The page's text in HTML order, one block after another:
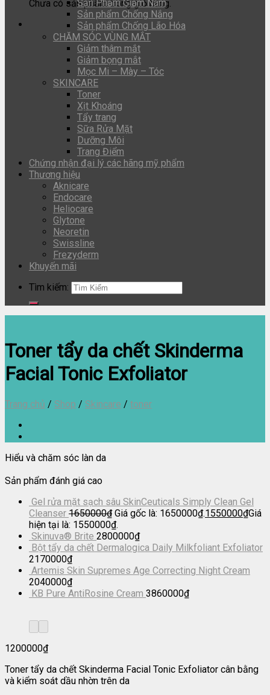
Chưa có sản phẩm trong giỏ hàng.
Sản Phẩm Giảm Nám
Sản phẩm Chống Nắng
Sản phẩm Chống Lão Hóa
CHĂM SÓC VÙNG MẮT
Giảm thâm mắt
Giảm bọng mắt
Mọc Mi – Mày – Tóc
SKINCARE
Toner
Xịt Khoáng
Tẩy trang
Sữa Rửa Mặt
Dưỡng Môi
Trang Điểm
Chứng nhận đại lý các hãng mỹ phẩm
Thương hiệu
Aknicare
Endocare
Heliocare
Glytone
Neoretin
Swissline
Frezyderm
Khuyến mãi
Tìm kiếm:
Toner tẩy da chết Skinderma
Facial Tonic Exfoliator
Trang chủ / Shop / Skincare / toner
Hiểu và chăm sóc làn da
Sản phẩm đánh giá cao
Gel rửa mặt sạch sâu SkinCeuticals Simply Clean Gel
Cleanser 1650000₫ Giá gốc là: 1650000₫.1550000₫Giá
hiện tại là: 1550000₫.
Skinuva® Brite 2800000₫
Bột tẩy da chết Dermalogica Daily Milkfoliant Exfoliator
2170000₫
Artemis Skin Supremes Age Correcting Night Cream
2040000₫
KB Pure AntiRosine Cream 3860000₫
1200000₫
Toner tẩy da chết Skinderma Facial Tonic Exfoliator cân bằng
và kiểm soát dầu nhờn trên da